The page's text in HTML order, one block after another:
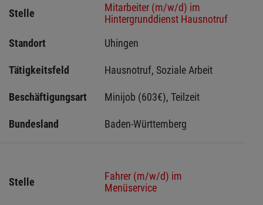
Stelle
Mitarbeiter (m/w/d) im
Hintergrunddienst Hausnotruf
Standort
Uhingen
Tätigkeitsfeld Hausnotruf, Soziale Arbeit
Beschäftigungsart Minijob (603€), Teilzeit
Bundesland Baden-Württemberg
Stelle
Fahrer (m/w/d) im
Menüservice